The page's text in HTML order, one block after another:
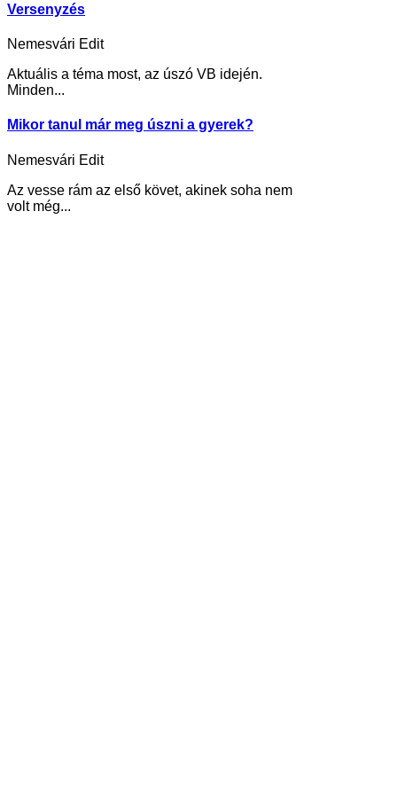
Versenyzés
Nemesvári Edit
Aktuális a téma most, az úszó VB idején.
Minden...
Mikor tanul már meg úszni a gyerek?
Nemesvári Edit
Az vesse rám az első követ, akinek soha nem
volt még...